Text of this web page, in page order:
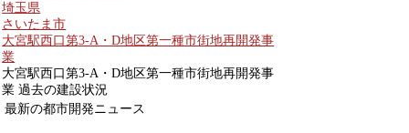
埼玉県
さいたま市
大宮駅西口第3-A・D地区第一種市街地再開発事
業
大宮駅西口第3-A・D地区第一種市街地再開発事
業 過去の建設状況
最新の都市開発ニュース